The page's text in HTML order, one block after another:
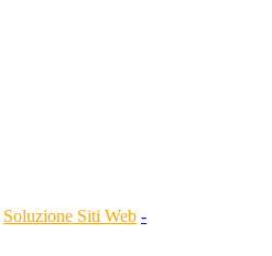
Soluzione Siti Web -